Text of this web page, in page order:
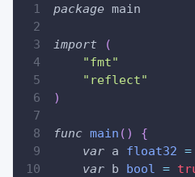
package main
import
(
"fmt"
"reflect"
)
func main ( )
{
var a float32 =
var b bool =